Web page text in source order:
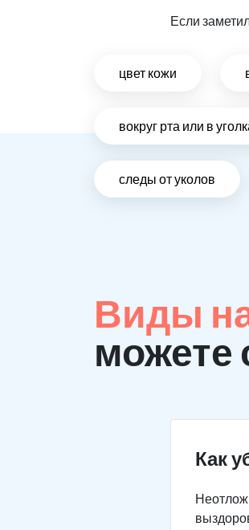
Если
цвет кожи
вокруг рта или в
следы от уколов
Виды
можете
Как